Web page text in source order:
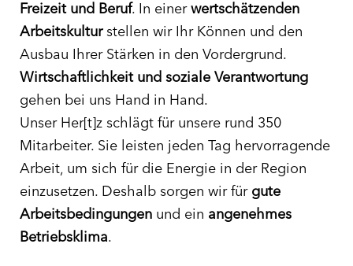
Freizeit und Beruf. In einerwertschätzenden
Arbeitskulturstellen wir Ihr Können und den
Ausbau Ihrer Stärken in den Vordergrund.
Wirtschaftlichkeit und soziale Verantwortung
gehen bei uns Hand in Hand.
Unser Her[t]z schlägt für unsere rund 350
Mitarbeiter. Sie leisten jeden Tag hervorragende
Arbeit, um sich für die Energie in der Region
einzusetzen. Deshalb sorgen wir für gute
Arbeitsbedingungen und ein angenehmes
Betriebsklima.